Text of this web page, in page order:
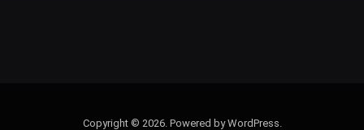
Copyright © 2026. Powered by WordPress.